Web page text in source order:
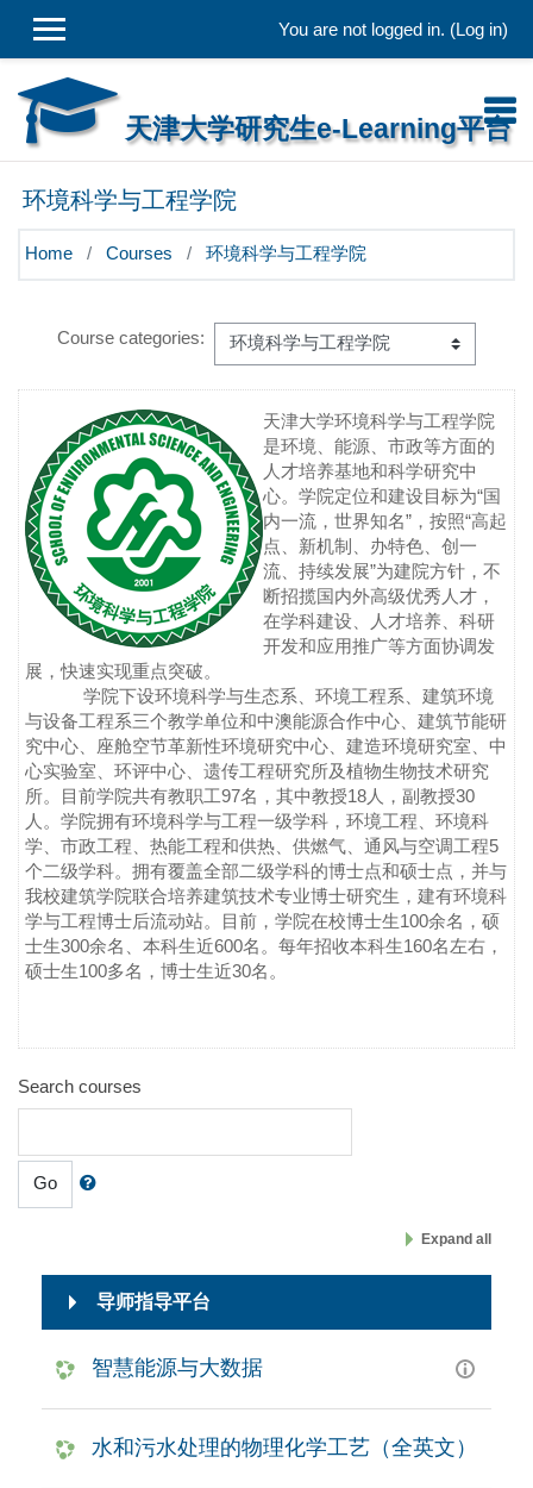
You are not logged in. (Log in)
天津大学研究生e-Learning平台
环境科学与工程学院
Home Courses 环境科学与工程学院
Course categories:
天津大学环境科学与工程学院
是环境、能源、市政等方面的
人才培养基地和科学研究中
心。学院定位和建设目标为“国
内一流，世界知名” ，按照“高起
点、新机制、办特色、创一
流、持续发展”为建院方针，不
断招揽国内外高级优秀人才，
在学科建设、人才培养、科研
开发和应用推广等方面协调发
展，快速实现重点突破。
学院下设环境科学与生态系、环境工程系、建筑环境
与设备工程系三个教学单位和中澳能源合作中心、建筑节能研
究中心、座舱空节革新性环境研究中心、建造环境研究室、中
心实验室、环评中心、遗传工程研究所及植物生物技术研究
所。目前学院共有教职工97名，其中教授18人，副教授30
人。学院拥有环境科学与工程一级学科，环境工程、环境科
学、市政工程、热能工程和供热、供燃气、通风与空调工程5
个二级学科。拥有覆盖全部二级学科的博士点和硕士点，并与
我校建筑学院联合培养建筑技术专业博士研究生，建有环境科
学与工程博士后流动站。目前，学院在校博士生100余名，硕
士生300余名、本科生近600名。每年招收本科生160名左右，
硕士生100多名，博士生近30名。
Search courses
Go
Expand all
导师指导平台
智慧能源与大数据
水和污水处理的物理化学工艺（全英文）